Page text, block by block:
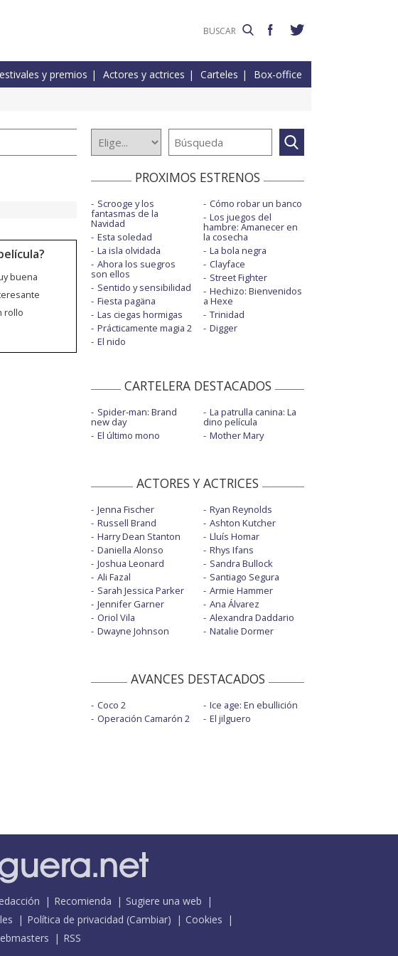
y premios Actores y actrices Carteles Box-office
buena
rollo
PROXIMOS ESTRENOS
Scrooge y los
fantasmas de la
Navidad
Esta soledad
La isla olvidada
Ahora los suegros
son ellos
Sentido y sensibilidad
Fiesta pagäna
Las ciegas hormigas
Prácticamente magia 2
El nido
Cómo robar un banco
Los juegos del
hambre: Amanecer en
la cosecha
La bola negra
Clayface
Street Fighter
Hechizo: Bienvenidos
a Hexe
Trinidad
Digger
CARTELERA DESTACADOS
Spider-man: Brand
new day
El último mono
La patrulla canina: La
dino película
Mother Mary
ACTORES Y ACTRICES
Jenna Fischer
Russell Brand
Harry Dean Stanton
Daniella Alonso
Joshua Leonard
Ali Fazal
Sarah Jessica Parker
Jennifer Garner
Oriol Vila
Dwayne Johnson
Ryan Reynolds
Ashton Kutcher
Lluís Homar
Rhys Ifans
Sandra Bullock
Santiago Segura
Armie Hammer
Ana Álvarez
Alexandra Daddario
Natalie Dormer
AVANCES DESTACADOS
Coco 2
Operación Camarón 2
Ice age: En ebullición
El jilguero
Recomienda
Sugiere una web
Política de privacidad (Cambiar)
Cookies
RSS